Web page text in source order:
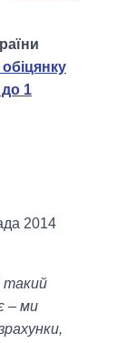
до 1
2014
такий
– ми